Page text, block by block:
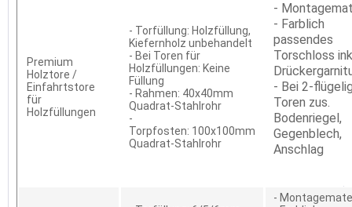
Premium
Holztore /
Einfahrtstore
für
Holzfüllungen
- Torfüllung: Holzfüllung,
Kiefernholz unbehandelt
- Bei Toren für
Holzfüllungen: Keine
Füllung
- Rahmen: 40x40mm
Quadrat-Stahlrohr
-
Torpfosten: 100x100mm
Quadrat-Stahlrohr
-
- Farblich
passendes
Torschloss
- Bei 2-
Toren zus.
Bodenriegel,
Gegenblech,
Anschlag
-